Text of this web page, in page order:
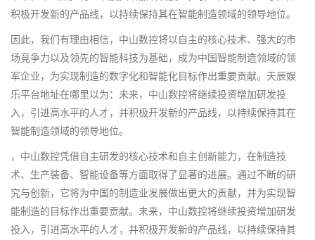
积极开发新的产品线，以持续保持其在智能制造领域的领导地位。
因此，我们有理由相信，中山数控将以自主的核心技术、强大的市
场竞争力以及领先的智能科技为基础，成为中国智能制造领域的领
军企业，为实现制造的数字化和智能化目标作出重要贡献。天辰娱
乐平台地址在哪里以为：未来，中山数控将继续投资增加研发投
入，引进高水平的人才，并积极开发新的产品线，以持续保持其在
智能制造领域的领导地位。
，中山数控凭借自主研发的核心技术和自主创新能力，在制造技
术、生产装备、智能设备等方面取得了显著的进展。通过不断的研
究与创新，它将为中国的制造业发展做出更大的贡献，并为实现智
能制造的目标作出重要贡献。未来，中山数控将继续投资增加研发
投入，引进高水平的人才，并积极开发新的产品线，以持续保持其